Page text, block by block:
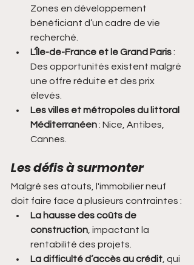
Zones en développement
bénéficiant d’un cadre de vie
recherché.
L’Île-de-France et le Grand Paris :
Des opportunités existent malgré
une offre réduite et des prix
élevés.
Les villes et métropoles du littoral
Méditerranéen : Nice, Antibes,
Cannes.
Les défis à surmonter
Malgré ses atouts, l'immobilier neuf
doit faire face à plusieurs contraintes :
La hausse des coûts de
construction, impactant la
rentabilité des projets.
La difficulté d’accès au crédit, qui